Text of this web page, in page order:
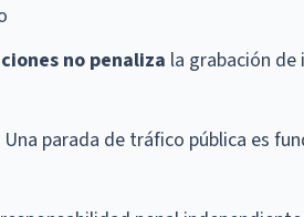
no penaliza la grabación
Una parada de tráfico pública es